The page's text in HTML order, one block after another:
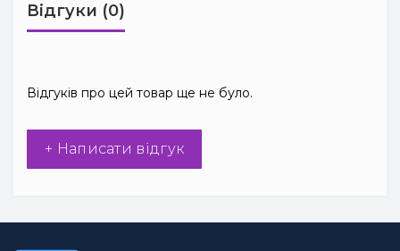
Відгуки (0)
Відгуків про цей товар ще не було.
+ Написати відгук